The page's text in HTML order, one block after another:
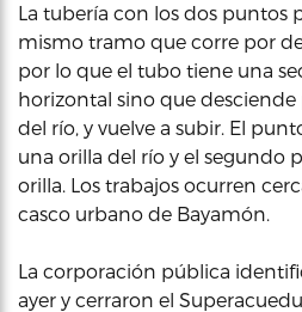
La tubería con los dos puntos
mismo tramo que corre por
por lo que el tubo tiene una
horizontal sino que
del río, y vuelve a subir. El
una orilla del río y el segundo
orilla. Los trabajos ocurren
casco urbano de Bayamón.
La corporación pública
ayer y cerraron el